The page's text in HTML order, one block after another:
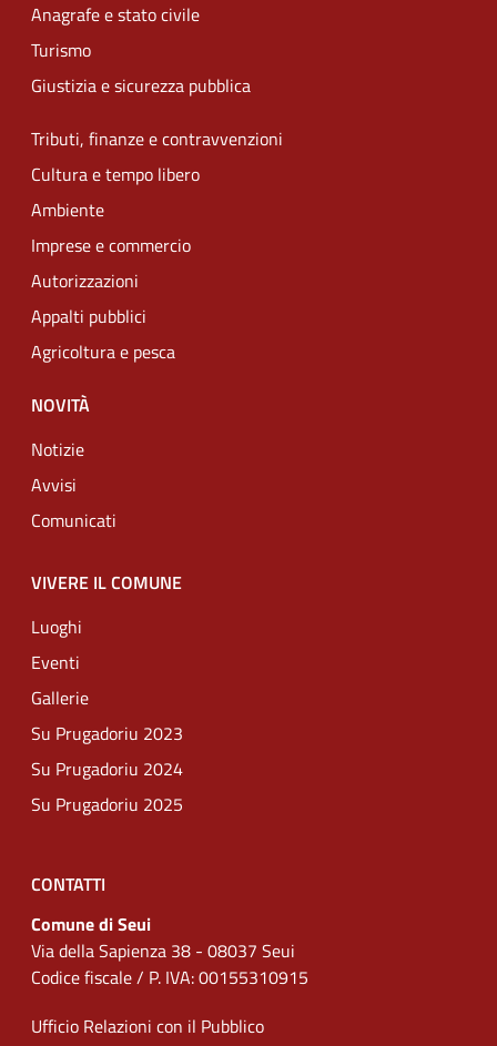
Anagrafe e stato civile
Turismo
Giustizia e sicurezza pubblica
Tributi, finanze e contravvenzioni
Cultura e tempo libero
Ambiente
Imprese e commercio
Autorizzazioni
Appalti pubblici
Agricoltura e pesca
NOVITÀ
Notizie
Avvisi
Comunicati
VIVERE IL COMUNE
Luoghi
Eventi
Gallerie
Su Prugadoriu 2023
Su Prugadoriu 2024
Su Prugadoriu 2025
CONTATTI
Comune di Seui
Via della Sapienza 38 - 08037 Seui
Codice fiscale / P. IVA: 00155310915
Ufficio Relazioni con il Pubblico